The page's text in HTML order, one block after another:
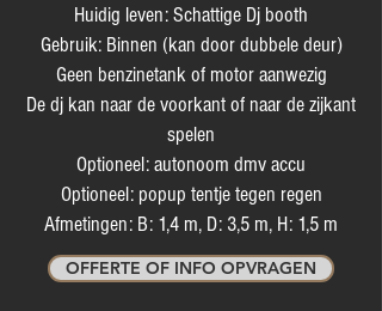
Huidig leven: Schattige Dj booth
Gebruik: Binnen (kan door dubbele deur)
Geen benzinetank of motor aanwezig
De dj kan naar de voorkant of naar de zijkant
spelen
Optioneel: autonoom dmv accu
Optioneel: popup tentje tegen regen
Afmetingen: B: 1,4 m, D: 3,5 m, H: 1,5 m
OFFERTE OF INFO OPVRAGEN